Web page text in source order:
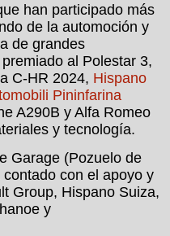
han participado más
de la automoción y
de grandes
al Polestar 3,
C-HR 2024, Hispano
Pininfarina
A290B y Alfa Romeo
y tecnología.
Garage (Pozuelo de
con el apoyo y
Group, Hispano Suiza,
y